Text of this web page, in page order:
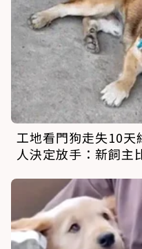
工地看門狗走失10天
人決定放手：新飼主